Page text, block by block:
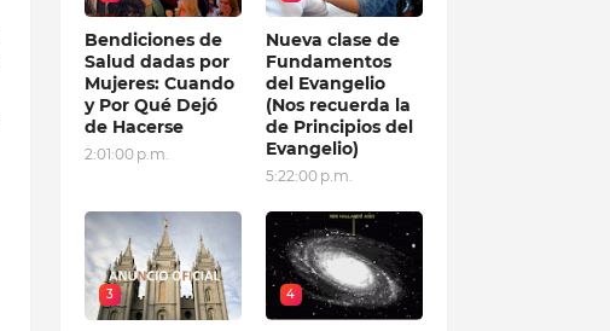
Bendiciones de
Salud dadas por
Mujeres: Cuando
y Por Qué Dejó
de Hacerse
2:01:00 p.m.
Nueva clase de
Fundamentos
del Evangelio
(Nos recuerda la
de Principios del
Evangelio)
5:22:00 p.m.
3 4